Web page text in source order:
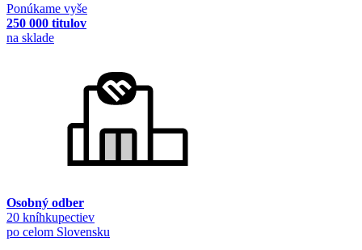
Ponúkame vyše
250 000 titulov
na sklade
Osobný odber
20 kníhkupectiev
po celom Slovensku